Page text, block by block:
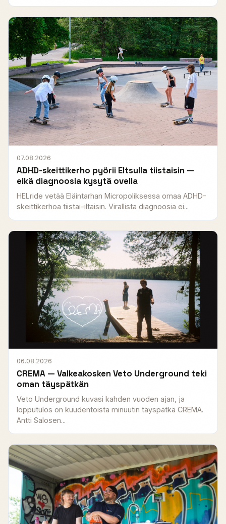
07.08.2026
ADHD-skeittikerho pyörii Eltsulla tiistaisin —
eikä diagnoosia kysytä ovella
HELride vetää Eläintarhan Micropoliksessa omaa ADHD-
skeittikerhoa tiistai-iltaisin. Virallista diagnoosia ei...
06.08.2026
CREMA — Valkeakosken Veto Underground teki
oman täyspätkän
Veto Underground kuvasi kahden vuoden ajan, ja
lopputulos on kuudentoista minuutin täyspätkä CREMA.
Antti Salosen...